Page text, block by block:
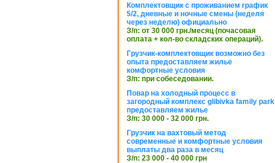
Комплектовщик с проживанием график
5/2, дневные и ночные смены (неделя
через неделю) официально
З/п: от 30 000 грн./месяц (почасовая
оплата + кол-во складских операций).
Грузчик-комплектовщик возможно без
опыта предоставляем жилье
комфортные условия
З/п: при собеседовании.
Повар на холодный процесс в
загородный комплекс glibivka family park
предоставляем жилье
З/п: 30 000 - 32 000 грн.
Грузчик на вахтовый метод
современные и комфортные условия
выплаты два раза в месяц
З/п: 23 000 - 40 000 грн